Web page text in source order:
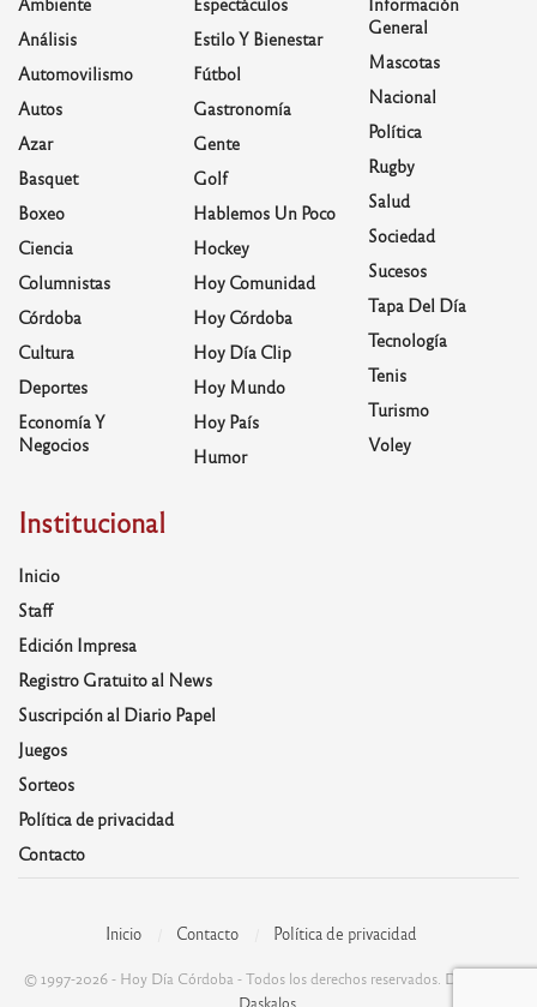
Análisis
Automovilismo
Autos
Azar
Basquet
Boxeo
Ciencia
Columnistas
Córdoba
Cultura
Deportes
Economía Y
Negocios
Estilo Y Bienestar
Fútbol
Gastronomía
Gente
Golf
Hablemos Un Poco
Hockey
Hoy Comunidad
Hoy Córdoba
Hoy Día Clip
Hoy Mundo
Hoy País
Humor
General
Mascotas
Nacional
Política
Rugby
Salud
Sociedad
Sucesos
Tapa Del Día
Tecnología
Tenis
Turismo
Voley
Institucional
Inicio
Staff
Edición Impresa
Registro Gratuito al News
Suscripción al Diario Papel
Juegos
Sorteos
Política de privacidad
Contacto
Inicio Contacto Política de privacidad
© 1997-2026 - Hoy Día Córdoba - Todos los derechos reservados. Desarrolla:
Daskalos.